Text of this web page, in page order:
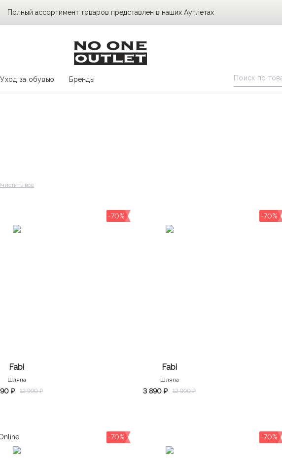
всё
Fabi
Шляпа
₽ 12 990 ₽
-70%
Fabi
Шляпа
3 890 ₽ 12 990 ₽
-70%
-70% -70%
Полный ассортимент товаров представлен в наших Аутлетах
Уход за обувью Бренды